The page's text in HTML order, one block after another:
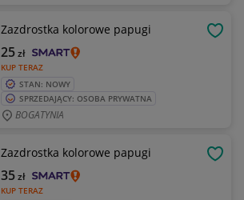
Zazdrostka kolorowe papugi
KUP TERAZ
25zł
STAN: NOWY
SPRZEDAJĄCY: OSOBA PRYWATNA
BOGATYNIA
Zazdrostka kolorowe papugi
KUP TERAZ
35zł